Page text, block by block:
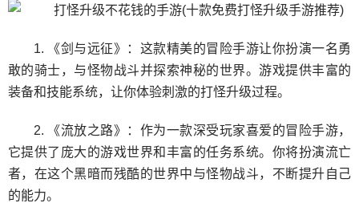
1. 《剑与远征》：这款精美的冒险手游让你扮演一名勇
敢的骑士，与怪物战斗并探索神秘的世界。游戏提供丰富的
装备和技能系统，让你体验刺激的打怪升级过程。
2. 《流放之路》：作为一款深受玩家喜爱的冒险手游，
它提供了庞大的游戏世界和丰富的任务系统。你将扮演流亡
者，在这个黑暗而残酷的世界中与怪物战斗，不断提升自己
的能力。